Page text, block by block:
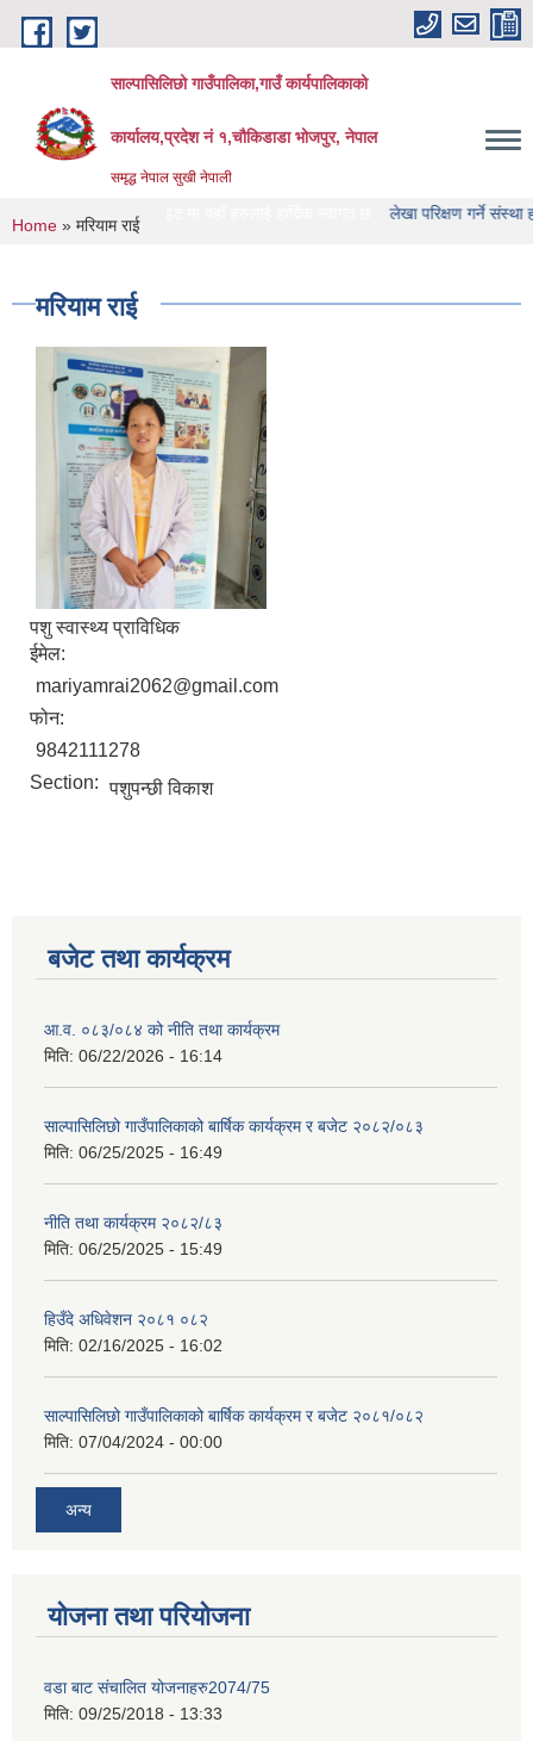
Skip to main content
साल्पासिलिछो गाउँपालिका,गाउँ कार्यपालिकाको
कार्यालय,प्रदेश नं १,चौकिडाडा भोजपुर, नेपाल
समृद्ध नेपाल सुखी नेपाली
को वेभसाइट मा यहाँ हरुलाई हार्दिक स्वागत छ लेखा परिक्षण गर्ने संस्था हरु को
You are here
Home » मरियाम राई
मरियाम राई
पशु स्वास्थ्य प्राविधिक
ईमेल:
mariyamrai2062@gmail.com
फोन:
9842111278
Section: पशुपन्छी विकाश
बजेट तथा कार्यक्रम
आ.व. ०८३/०८४ को नीति तथा कार्यक्रम
मिति: 06/22/2026 - 16:14
साल्पासिलिछो गाउँपालिकाको बार्षिक कार्यक्रम र बजेट २०८२/०८३
मिति: 06/25/2025 - 16:49
नीति तथा कार्यक्रम २०८२/८३
मिति: 06/25/2025 - 15:49
हिउँदे अधिवेशन २०८१ ०८२
मिति: 02/16/2025 - 16:02
साल्पासिलिछो गाउँपालिकाको बार्षिक कार्यक्रम र बजेट २०८१/०८२
मिति: 07/04/2024 - 00:00
अन्य
योजना तथा परियोजना
वडा बाट संचालित योजनाहरु2074/75
मिति: 09/25/2018 - 13:33